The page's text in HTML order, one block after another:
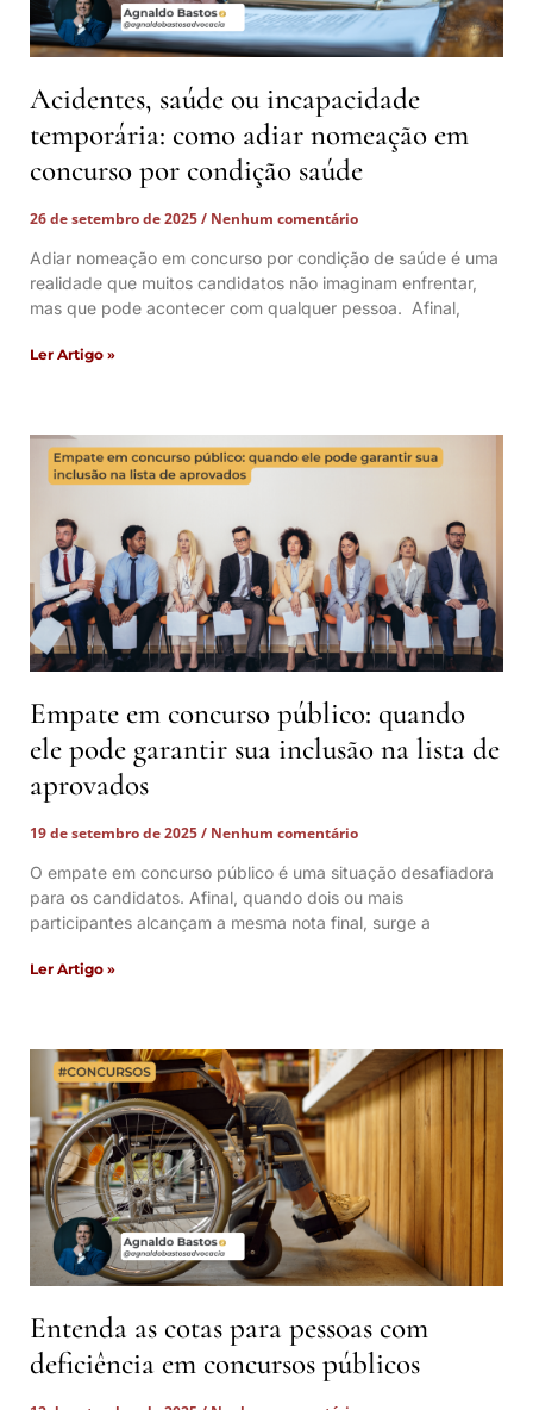
Acidentes, saúde ou incapacidade
temporária: como adiar nomeação em
concurso por condição saúde
26 de setembro de 2025
Nenhum comentário
Adiar nomeação em concurso por condição de saúde é uma
realidade que muitos candidatos não imaginam enfrentar,
mas que pode acontecer com qualquer pessoa. Afinal,
Ler Artigo »
Empate em concurso público: quando
ele pode garantir sua inclusão na lista de
aprovados
19 de setembro de 2025
Nenhum comentário
O empate em concurso público é uma situação desafiadora
para os candidatos. Afinal, quando dois ou mais
participantes alcançam a mesma nota final, surge a
Ler Artigo »
Entenda as cotas para pessoas com
deficiência em concursos públicos